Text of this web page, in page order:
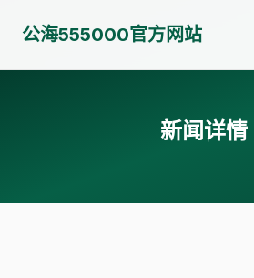
公海555000官方网站
新闻详情